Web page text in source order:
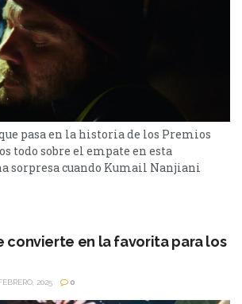
pasa en la historia de los Premios
todo sobre el empate en esta
sorpresa cuando Kumail Nanjiani
en la gala 98 de los Premios Oscars.
de Mejor Cortometraje. Esto no
convierte en la favorita para los
2025 0